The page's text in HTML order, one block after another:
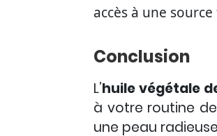
accès à une
Conclusion
L’huile végétale
à votre routine
une peau